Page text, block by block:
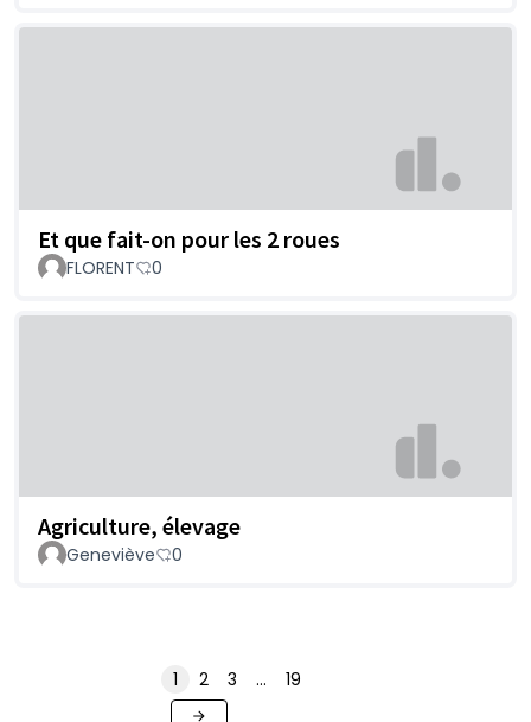
Et que fait-on pour les 2 roues
FLORENT 0
Agriculture, élevage
Geneviève 0
1 2 3 … 19